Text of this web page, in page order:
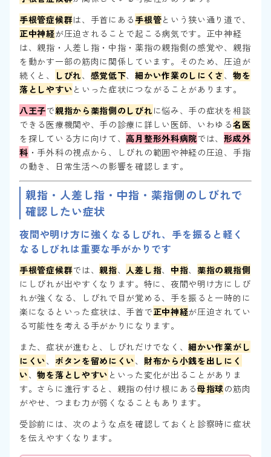
手根管症候群は、手首にある 手根管という狭い通り道で、
正中神経が圧迫されることで起こる病気です。正中神経
は、親指・人差し指・中指・薬指の親指側の感覚や、親指
を動かす一部の筋肉に関係しています。そのため、圧迫が
続くと、
しびれ、 感覚低下、細かい作業のしにくさ、 物を
落としやすい といった症状につながることがあります。
八王子で親指から薬指側のしびれに悩み、手の症状を相談
できる医療機関や、手の診療に詳しい医師、いわゆる名医
を探している方に向けて、 高月整形外科病院では、形成外
科 ・手外科の視点から、しびれの範囲や神経の圧迫、手指
の動き、日常生活への影響を確認します。
親指・人差し指・中指・薬指側のしびれで
確認したい症状
夜間や明け方に強くなるしびれ、手を振ると軽く
なるしびれは重要な手がかりです
手根管症候群では、親指、 人差し指、 中指、 薬指の親指側
にしびれが出やすくなります。特に、夜間や明け方にしび
れが強くなる、しびれで目が覚める、手を振ると一時的に
楽になるといった症状は、手首で正中神経が圧迫されてい
る可能性を考える手がかりになります。
また、症状が進むと、しびれだけでなく、細かい作業がし
にくい、 ボタンを留めにくい、 財布から小銭を出しにく
い、物を落としやすい といった変化が出ることがありま
す。さらに進行すると、親指の付け根にある母指球の筋肉
がやせ、つまむ力が弱くなることもあります。
受診前には、次のような点を確認しておくと診察時に症状
を伝えやすくなります。